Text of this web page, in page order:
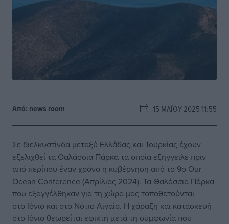
Από: news room 15 ΜΑΪ́ΟΥ 2025 11:55
Σε διελκυστίνδα μεταξύ Ελλάδας και Τουρκίας έχουν
εξελιχθεί τα Θαλάσσια Πάρκα τα οποία εξήγγειλε πριν
από περίπου έναν χρόνο η κυβέρνηση από το 9ο Our
Ocean Conference (Απρίλιος 2024). Τα Θαλάσσια Πάρκα
που εξαγγέλθηκαν για τη χώρα μας τοποθετούνται
στο Ιόνιο και στο Νότιο Αιγαίο. Η χάραξη και κατασκευή
στο Ιόνιο θεωρείται εφικτή μετά τη συμφωνία που